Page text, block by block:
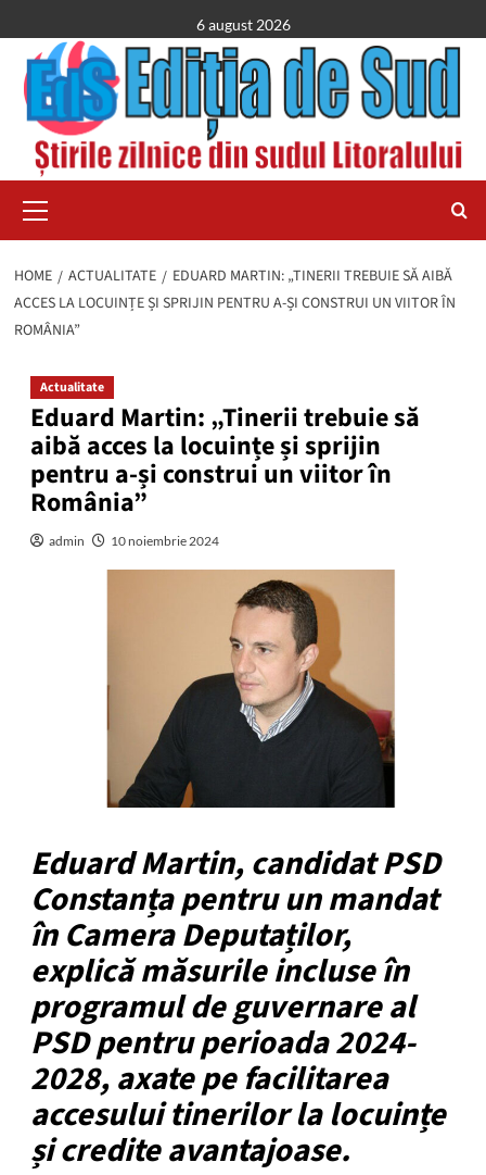
to
content
6 august 2026
Menu
HOME ACTUALITATE
EDUARD MARTIN: „TINERII TREBUIE SĂ AIBĂ
ACCES LA LOCUINȚE ȘI SPRIJIN PENTRU A-ȘI CONSTRUI UN VIITOR ÎN
ROMÂNIA”
Actualitate
Eduard Martin: „Tinerii trebuie să
aibă acces la locuințe și sprijin
pentru a-și construi un viitor în
România”
admin 10 noiembrie 2024
Eduard Martin, candidat PSD
Constanța pentru un mandat
în Camera Deputaților,
explică măsurile incluse în
programul de guvernare al
PSD pentru perioada 2024-
2028, axate pe facilitarea
accesului tinerilor la locuințe
și credite avantajoase.